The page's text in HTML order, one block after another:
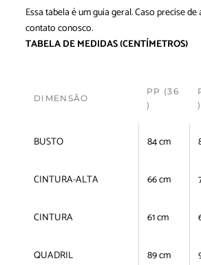
Essa tabela é um guia geral. Caso precise
contato conosco.
TABELA DE MEDIDAS(CENTÍMETROS)
DIMENSÃO
PP (36
)
)
BUSTO 84 cm
CINTURA-ALTA 66 cm
CINTURA 61 cm
QUADRIL 89 cm